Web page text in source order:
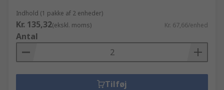
Indhold (1 pakke af 2 enheder)
Kr. 135,32(ekskl. moms) Kr. 67,66/enhed
Antal
Tilføj